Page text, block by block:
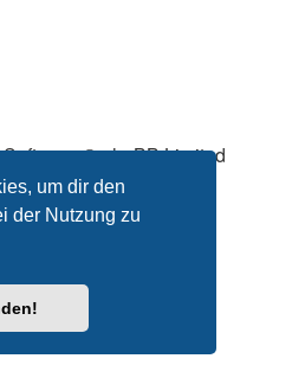
um dir den
der Nutzung zu
© phpBB Limited
phpBB.de